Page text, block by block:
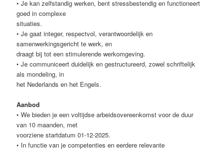
• Je kan zelfstandig werken, bent stressbestendig en functioneert
goed in complexe
situaties.
• Je gaat integer, respectvol, verantwoordelijk en
samenwerkingsgericht te werk, en
draagt bij tot een stimulerende werkomgeving.
• Je communiceert duidelijk en gestructureerd, zowel schriftelijk
als mondeling, in
het Nederlands en het Engels.
Aanbod
• We bieden je een voltijdse arbeidsovereenkomst voor de duur
van 10 maanden, met
voorziene startdatum 01-12-2025.
• In functie van je competenties en eerdere relevante